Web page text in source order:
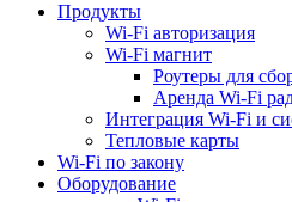
Продукты
Wi-Fi авторизация
Wi-Fi магнит
Роутеры для
Аренда Wi-Fi
Интеграция Wi-Fi и
Тепловые карты
Wi-Fi по закону
Оборудование